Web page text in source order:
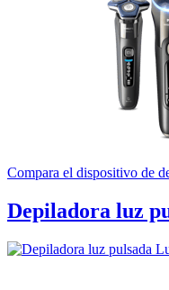
Compara el dispositivo de
Depiladora luz